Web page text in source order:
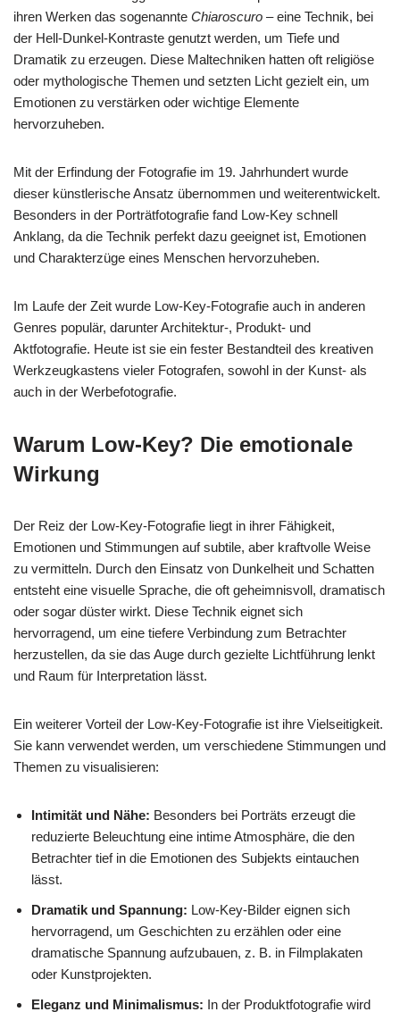
ihren Werken das sogenannte Chiaroscuro – eine Technik, bei
der Hell-Dunkel-Kontraste genutzt werden, um Tiefe und
Dramatik zu erzeugen. Diese Maltechniken hatten oft religiöse
oder mythologische Themen und setzten Licht gezielt ein, um
Emotionen zu verstärken oder wichtige Elemente
hervorzuheben.
Mit der Erfindung der Fotografie im 19. Jahrhundert wurde
dieser künstlerische Ansatz übernommen und weiterentwickelt.
Besonders in der Porträtfotografie fand Low-Key schnell
Anklang, da die Technik perfekt dazu geeignet ist, Emotionen
und Charakterzüge eines Menschen hervorzuheben.
Im Laufe der Zeit wurde Low-Key-Fotografie auch in anderen
Genres populär, darunter Architektur-, Produkt- und
Aktfotografie. Heute ist sie ein fester Bestandteil des kreativen
Werkzeugkastens vieler Fotografen, sowohl in der Kunst- als
auch in der Werbefotografie.
Warum Low-Key? Die emotionale
Wirkung
Der Reiz der Low-Key-Fotografie liegt in ihrer Fähigkeit,
Emotionen und Stimmungen auf subtile, aber kraftvolle Weise
zu vermitteln. Durch den Einsatz von Dunkelheit und Schatten
entsteht eine visuelle Sprache, die oft geheimnisvoll, dramatisch
oder sogar düster wirkt. Diese Technik eignet sich
hervorragend, um eine tiefere Verbindung zum Betrachter
herzustellen, da sie das Auge durch gezielte Lichtführung lenkt
und Raum für Interpretation lässt.
Ein weiterer Vorteil der Low-Key-Fotografie ist ihre Vielseitigkeit.
Sie kann verwendet werden, um verschiedene Stimmungen und
Themen zu visualisieren:
Intimität und Nähe: Besonders bei Porträts erzeugt die
reduzierte Beleuchtung eine intime Atmosphäre, die den
Betrachter tief in die Emotionen des Subjekts eintauchen
lässt.
Dramatik und Spannung: Low-Key-Bilder eignen sich
hervorragend, um Geschichten zu erzählen oder eine
dramatische Spannung aufzubauen, z. B. in Filmplakaten
oder Kunstprojekten.
Eleganz und Minimalismus: In der Produktfotografie wird